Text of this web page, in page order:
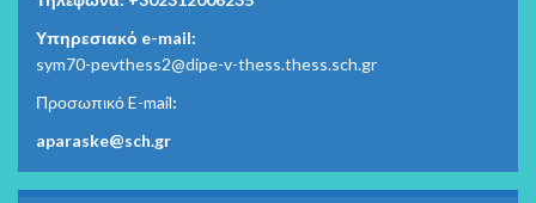
Υπηρεσιακό e-mail:
sym70-pevthess2@dipe-v-thess.thess.sch.gr
Προσωπικό E-mail:
aparaske@sch.gr